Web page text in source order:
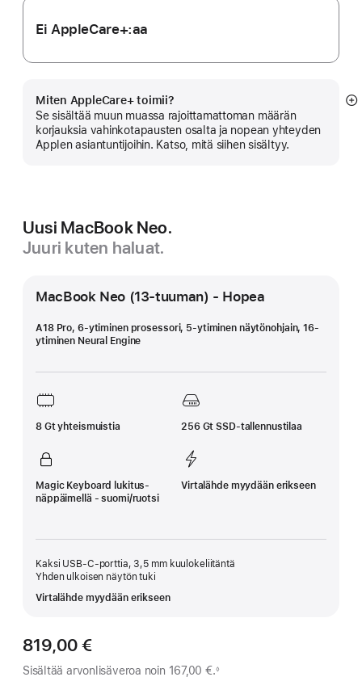
Ei AppleCare+:aa
Miten AppleCare+ toimii?
Se sisältää muun muassa rajoittamattoman määrän
korjauksia vahinkotapausten osalta ja nopean yhteyden
Applen asiantuntijoihin. Katso, mitä siihen sisältyy.
Uusi MacBook Neo.
Juuri kuten haluat.
MacBook Neo (13-tuuman) - Hopea
A18 Pro, 6‑ytiminen prosessori, 5‑ytiminen näytön­ohjain, 16-
ytiminen Neural Engine
8 Gt yhteismuistia 256 Gt SSD-tallennustilaa
Magic Keyboard lukitus­
näppäimellä - suomi/ruotsi
Virtalähde myydään erikseen
Kaksi USB-C-porttia, 3,5 mm kuulokeliitäntä
Yhden ulkoisen näytön tuki
Virtalähde myydään erikseen
819,00 €
Sisältää arvonlisäveroa noin 167,00 €.◊